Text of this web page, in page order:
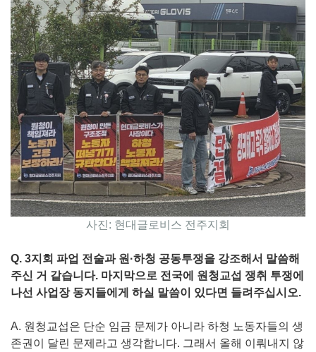
사진: 현대글로비스 전주지회
Q. 3지회 파업 전술과 원·하청 공동투쟁을 강조해서 말씀해
주신 거 같습니다. 마지막으로 전국에 원청교섭 쟁취 투쟁에
나선 사업장 동지들에게 하실 말씀이 있다면 들려주십시오.
A. 원청교섭은 단순 임금 문제가 아니라 하청 노동자들의 생
존권이 달린 문제라고 생각합니다. 그래서 올해 이뤄내지 않